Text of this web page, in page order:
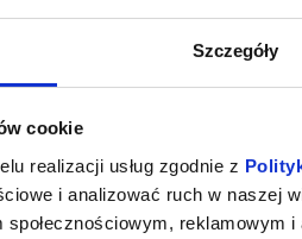
Szczegóły
cookie
realizacji usług zgodnie z
i analizować ruch w naszej
reklamowym